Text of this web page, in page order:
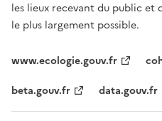
les lieux recevant du public et
le plus largement possible.
www.ecologie.gouv.fr
beta.gouv.fr
data.gouv.fr